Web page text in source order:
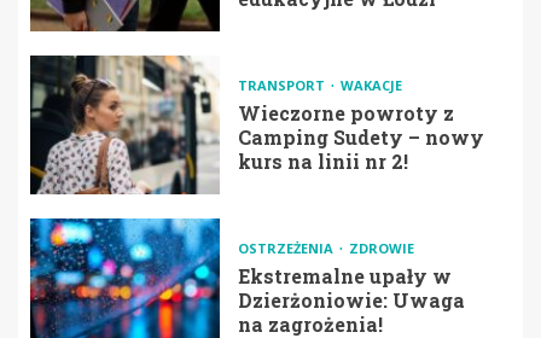
TRANSPORT WAKACJE
Wieczorne powroty z
Camping Sudety – nowy
kurs na linii nr 2!
OSTRZEŻENIA ZDROWIE
Ekstremalne upały w
Dzierżoniowie: Uwaga
na zagrożenia!